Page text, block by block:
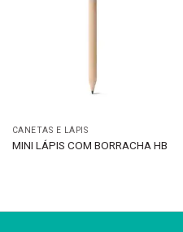
CANETAS E LÁPIS
MINI LÁPIS COM BORRACHA HB